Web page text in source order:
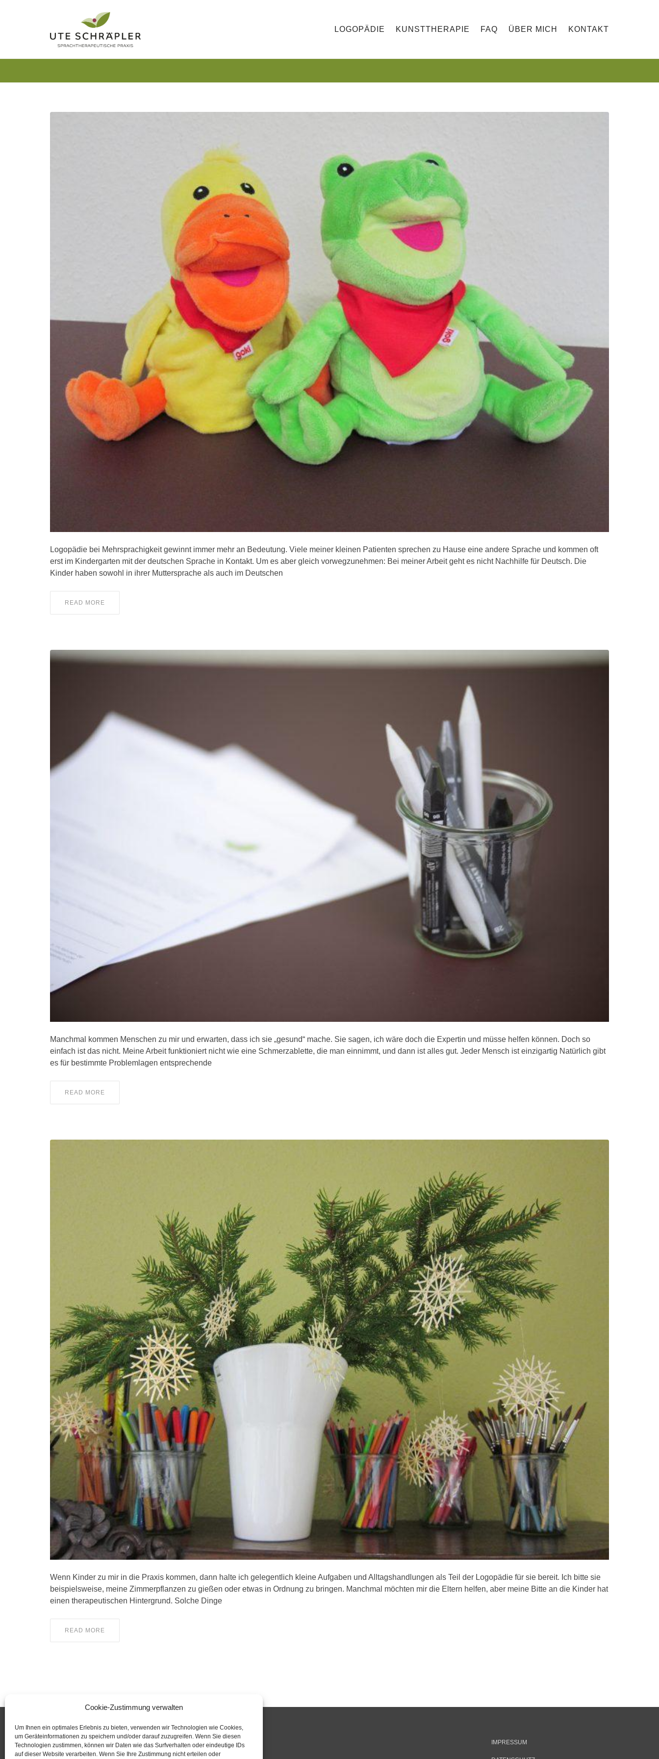
Cookie-Zustimmung verwalten
Um Ihnen ein optimales Erlebnis zu bieten, verwenden wir Technologien wie Cookies,
um Geräteinformationen zu speichern und/oder darauf zuzugreifen. Wenn Sie diesen
Technologien zustimmen, können wir Daten wie das Surfverhalten oder eindeutige IDs
auf dieser Website verarbeiten. Wenn Sie Ihre Zustimmung nicht erteilen oder
LOGOPÄDIE KUNSTTHERAPIE FAQ ÜBER MICH KONTAKT
Logopädie bei Mehrsprachigkeit gewinnt immer mehr an Bedeutung. Viele meiner kleinen Patienten sprechen zu Hause eine andere Sprache und kommen oft
erst im Kindergarten mit der deutschen Sprache in Kontakt. Um es aber gleich vorwegzunehmen: Bei meiner Arbeit geht es nicht Nachhilfe für Deutsch. Die
Kinder haben sowohl in ihrer Muttersprache als auch im Deutschen
READ MORE
Manchmal kommen Menschen zu mir und erwarten, dass ich sie „gesund“ mache. Sie sagen, ich wäre doch die Expertin und müsse helfen können. Doch so
einfach ist das nicht. Meine Arbeit funktioniert nicht wie eine Schmerzablette, die man einnimmt, und dann ist alles gut. Jeder Mensch ist einzigartig Natürlich gibt
es für bestimmte Problemlagen entsprechende
READ MORE
Wenn Kinder zu mir in die Praxis kommen, dann halte ich gelegentlich kleine Aufgaben und Alltagshandlungen als Teil der Logopädie für sie bereit. Ich bitte sie
beispielsweise, meine Zimmerpflanzen zu gießen oder etwas in Ordnung zu bringen. Manchmal möchten mir die Eltern helfen, aber meine Bitte an die Kinder hat
einen therapeutischen Hintergrund. Solche Dinge
READ MORE
Dr. Ute Schräpler
Sprachtherapeutische Praxis
KURSANFRAGE IMPRESSUM